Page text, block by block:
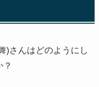
)さんはどのようにし